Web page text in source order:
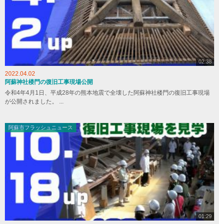
02:38
2022.04.02
阿蘇神社楼門の復旧工事現場公開
令和4年4月1日、平成28年の熊本地震で全壊した阿蘇神社楼門の復旧工事現場
が公開されました。 ...
阿蘇市フラッシュニュース
01:29